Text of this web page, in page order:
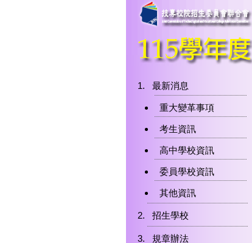
最新消息
重大變革事項
考生資訊
高中學校資訊
委員學校資訊
其他資訊
招生學校
規章辦法